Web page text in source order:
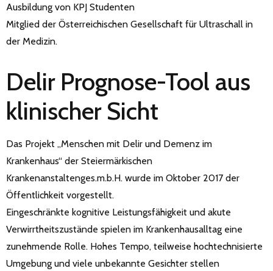
Ausbildung von KPJ Studenten
Mitglied der Österreichischen Gesellschaft für Ultraschall in
der Medizin.
Delir Prognose-Tool aus
klinischer Sicht
Das Projekt „Menschen mit Delir und Demenz im
Krankenhaus“ der Steiermärkischen
Krankenanstaltenges.m.b.H. wurde im Oktober 2017 der
Öffentlichkeit vorgestellt.
Eingeschränkte kognitive Leistungsfähigkeit und akute
Verwirrtheitszustände spielen im Krankenhausalltag eine
zunehmende Rolle. Hohes Tempo, teilweise hochtechnisierte
Umgebung und viele unbekannte Gesichter stellen